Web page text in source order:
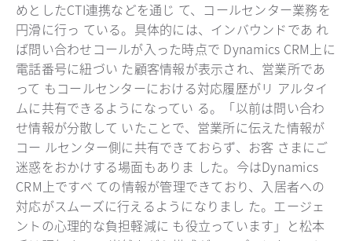
めとしたCTI連携などを通じ て、コールセンター業務を
円滑に行っ ている。具体的には、インバウンドであ れ
ば問い合わせコールが入った時点で Dynamics CRM上に
電話番号に紐づい た顧客情報が表示され、営業所であ
って もコールセンターにおける対応履歴がリ アルタイ
ムに共有できるようになってい る。「以前は問い合わ
せ情報が分散して いたことで、営業所に伝えた情報が
コー ルセンター側に共有できておらず、お客 さまにご
迷惑をおかけする場面もありま した。今はDynamics
CRM上ですべ ての情報が管理できており、入居者への
対応がスムーズに行えるようになりまし た。エージェ
ントの心理的な負担軽減に も役立っています」と松本